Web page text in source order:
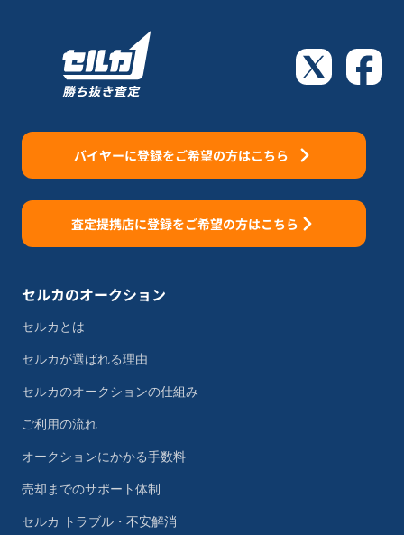
バイヤーに登録をご希望の方はこちら
査定提携店に登録をご希望の方はこちら
セルカのオークション
セルカとは
セルカが選ばれる理由
セルカのオークションの仕組み
ご利用の流れ
オークションにかかる手数料
売却までのサポート体制
セルカ トラブル・不安解消